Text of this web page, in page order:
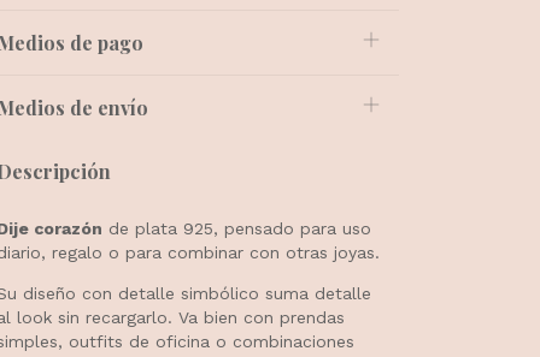
de pago
de envío
corazón de plata 925, pensado para uso
regalo o para combinar con otras joyas.
diseño con detalle simbólico suma detalle
look sin recargarlo. Va bien con prendas
outfits de oficina o combinaciones